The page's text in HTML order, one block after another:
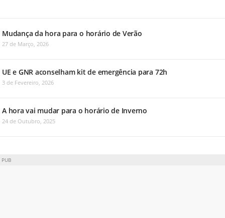
Mudança da hora para o horário de Verão
27 de Março, 2026
UE e GNR aconselham kit de emergência para 72h
3 de Fevereiro, 2026
A hora vai mudar para o horário de Inverno
24 de Outubro, 2025
PUB